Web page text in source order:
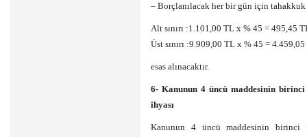
– Borçlanılacak her bir gün için
Alt sınırı :1.101,00 TL x % 45 = 495,45
Üst sınırı :9.909,00 TL x % 45 =
esas alınacaktır.
6- Kanunun 4 üncü maddesinin birinci
ihyası
Kanunun 4 üncü maddesinin birinci